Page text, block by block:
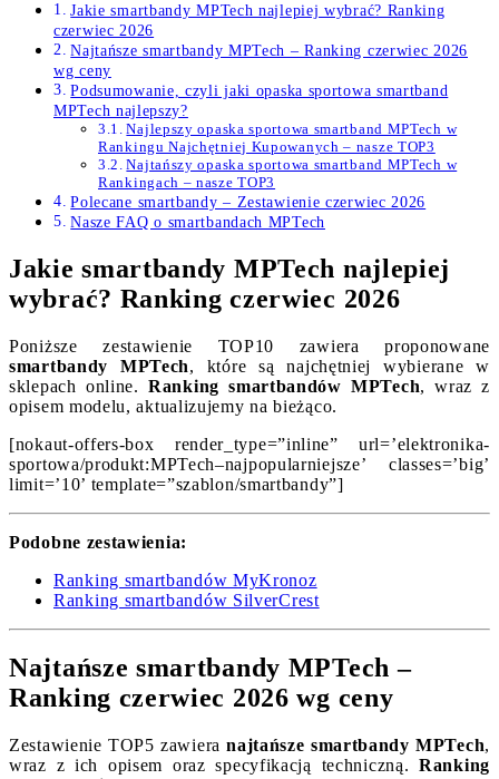
Jakie smartbandy MPTech najlepiej wybrać? Ranking
czerwiec 2026
Najtańsze smartbandy MPTech – Ranking czerwiec 2026
wg ceny
Podsumowanie, czyli jaki opaska sportowa smartband
MPTech najlepszy?
Najlepszy opaska sportowa smartband MPTech w
Rankingu Najchętniej Kupowanych – nasze TOP3
Najtańszy opaska sportowa smartband MPTech w
Rankingach – nasze TOP3
Polecane smartbandy – Zestawienie czerwiec 2026
Nasze FAQ o smartbandach MPTech
Jakie smartbandy MPTech najlepiej
wybrać? Ranking czerwiec 2026
Poniższe zestawienie TOP10 zawiera proponowane
smartbandy MPTech, które są najchętniej wybierane w
sklepach online. Ranking smartbandów MPTech, wraz z
opisem modelu, aktualizujemy na bieżąco.
[nokaut-offers-box render_type=”inline” url=’elektronika-
sportowa/produkt:MPTech–najpopularniejsze’ classes=’big’
limit=’10’ template=”szablon/smartbandy”]
Podobne zestawienia:
Ranking smartbandów MyKronoz
Ranking smartbandów SilverCrest
Najtańsze smartbandy MPTech –
Ranking czerwiec 2026 wg ceny
Zestawienie TOP5 zawieranajtańsze smartbandy MPTech,
wraz z ich opisem oraz specyfikacją techniczną.Ranking